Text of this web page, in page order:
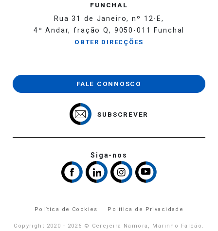
FUNCHAL
Rua 31 de Janeiro, nº 12-E,
4º Andar, fração Q, 9050-011 Funchal
OBTER DIRECÇÕES
FALE CONNOSCO
SUBSCREVER
Siga-nos
Copyright 2020 - 2026 © Cerejeira Namora, Marinho Falcão.
Política de Cookies Política de Privacidade